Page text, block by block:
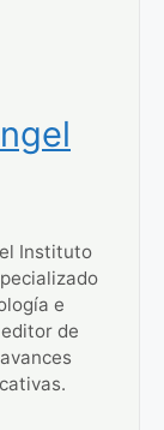
Instituto
e
de